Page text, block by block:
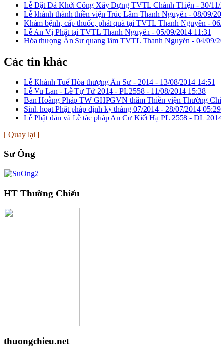
Lễ Đặt Đá Khởi Công Xây Dựng TVTL Chánh Thiện - 30/
Lễ khánh thành thiền viện Trúc Lâm Thanh Nguyên - 08/09/
Khám bệnh, cấp thuốc, phát quà tại TVTL Thanh Nguyên -
Lễ An Vị Phật tại TVTL Thanh Nguyên - 05/09/2014 11:31
Hòa thượng Ân Sư quang lâm TVTL Thanh Nguyên - 04/09/
Các tin khác
Lễ Khánh Tuế Hòa thượng Ân Sư - 2014 - 13/08/2014 14:51
Lễ Vu Lan - Lễ Tự Tứ 2014 - PL2558 - 11/08/2014 15:38
Ban Hoằng Pháp TW GHPGVN thăm Thiền viện Thường
Sinh hoạt Phật pháp định kỳ tháng 07/2014 - 28/07/2014 05:29
Lễ Phật đản và Lễ tác pháp An Cư Kiết Hạ PL 2558 - DL
[ Quay lại ]
Sư Ông
HT Thường Chiếu
thuongchieu.net